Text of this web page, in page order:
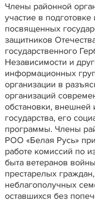
Члены районной
участие в
посвященных
защитников
государственного
Независимости и
информационных
организации в
организаций
обстановки, внешней
государства, его
программы. Члены
РОО «Белая Русь»
работе комиссий по
быта ветеранов
престарелых
неблагополучных
оставшихся без